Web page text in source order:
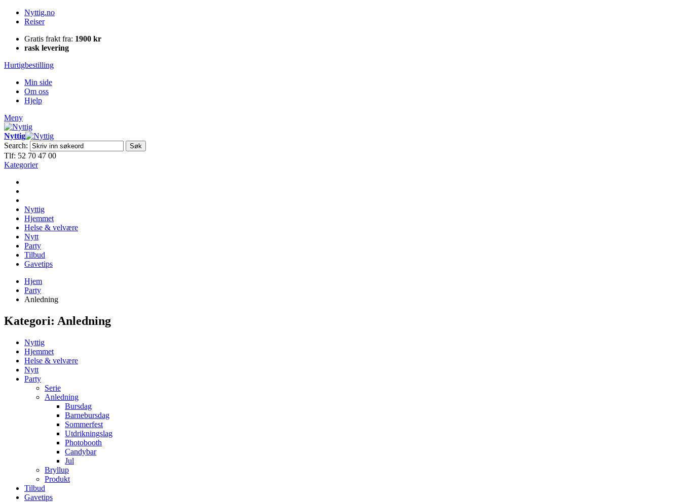
Nyttig.no
Reiser
Gratis frakt fra: 1900 kr
rask levering
Hurtigbestilling
Min side
Om oss
Hjelp
Meny
Nyttig
Search:
Søk
Tlf: 52 70 47 00
Kategorier
Nyttig
Hjemmet
Helse & velvære
Nytt
Party
Tilbud
Gavetips
Hjem
Party
Anledning
Kategori: Anledning
Nyttig
Hjemmet
Helse & velvære
Nytt
Party
Serie
Anledning
Bursdag
Barnebursdag
Sommerfest
Utdrikningslag
Photobooth
Candybar
Jul
Bryllup
Produkt
Tilbud
Gavetips